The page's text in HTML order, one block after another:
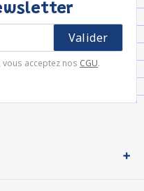
vous acceptez nos CGU.